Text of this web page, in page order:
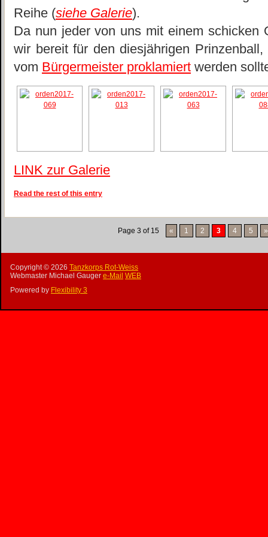
Reihe (siehe Galerie).
Da nun jeder von uns mit einem schicken
wir bereit für den diesjährigen
vom Bürgermeister proklamiert werden
LINK zur Galerie
Read the rest of this entry
Page 3 of 15 « 1 2 3 4 5 »
Copyright © 2026 Tanzkorps Rot-Weiss
Webmaster Michael Gauger e-Mail WEB
Powered by Flexibility 3